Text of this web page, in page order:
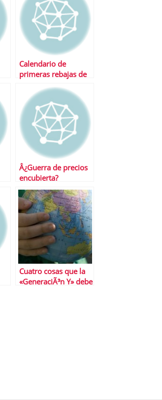
Calendario de
primeras rebajas de
Â¿Guerra de precios
encubierta?
Cuatro cosas que la
«GeneraciÃ³n Y» debe